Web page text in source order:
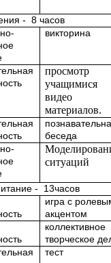
- 8 часов
викторина
просмотр
учащимися
видео
материалов.
беседа
ситуаций
- 13часов
игра с
акцентом
коллективное
творческое
тест